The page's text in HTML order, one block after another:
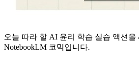
오늘 따라 할 AI 윤리 학습 실습 액션을
NotebookLM 코믹입니다.